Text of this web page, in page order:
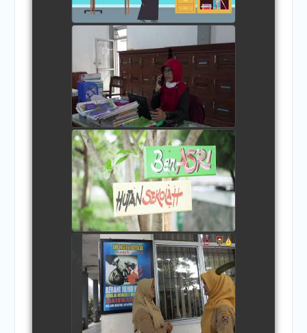
JANGAN BERHARAP
watch video
PROFIL SMP NEGERI 1
BOYOLALI
watch video
watch video